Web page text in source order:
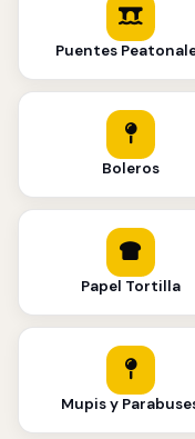
Puentes
Boleros
Papel Tortilla
Mupis y